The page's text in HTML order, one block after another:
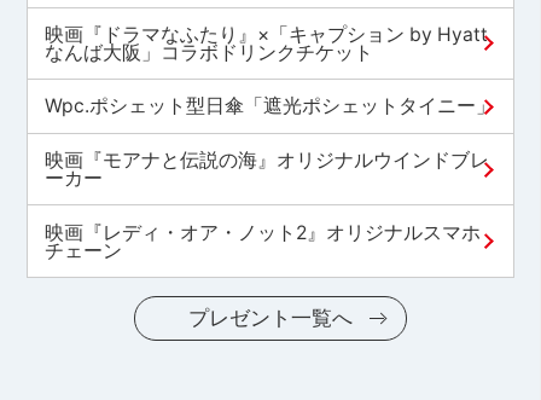
映画『ドラマなふたり』×「キャプション by Hyatt
なんば大阪」コラボドリンクチケット
Wpc.ポシェット型日傘「遮光ポシェットタイニー」
映画『モアナと伝説の海』オリジナルウインドブレ
ーカー
映画『レディ・オア・ノット2』オリジナルスマホ
チェーン
プレゼント一覧へ